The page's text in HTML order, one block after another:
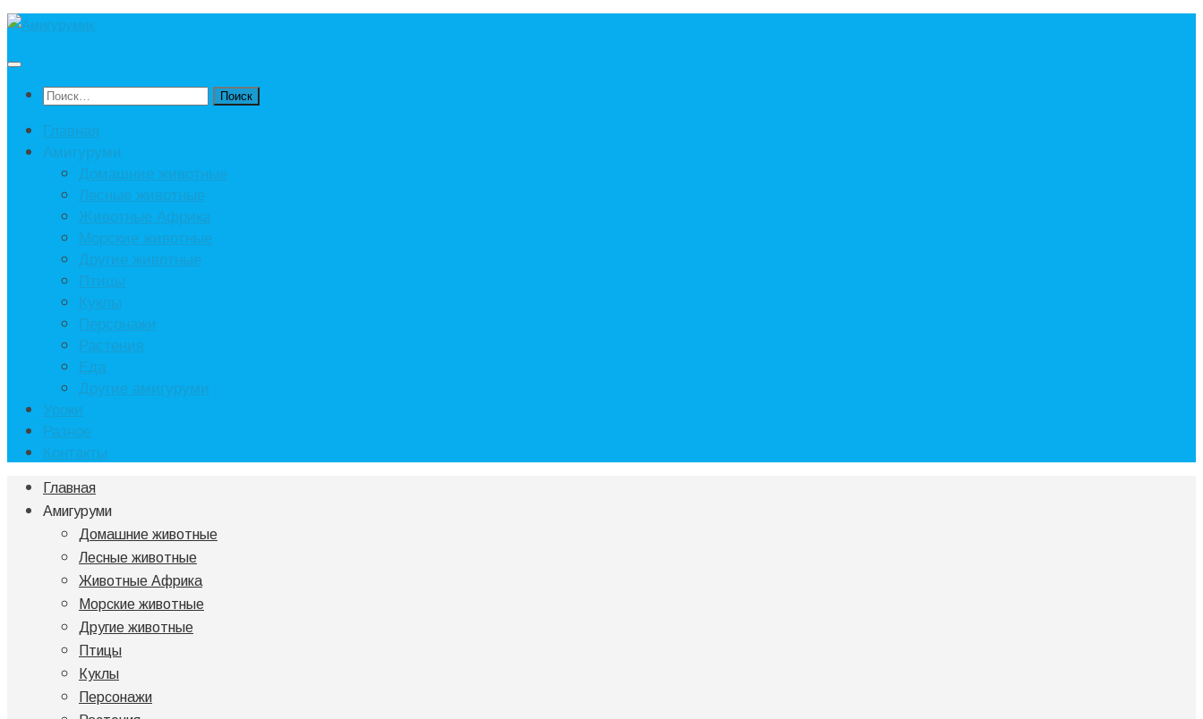
Под
Найти:
Главная
Амигуруми
Домашние животные
Лесные животные
Животные Африка
Морские животные
Другие животные
Птицы
Куклы
Персонажи
Растения
Еда
Другие амигуруми
Уроки
Разное
Контакты
Главная
Амигуруми
Домашние животные
Лесные животные
Животные Африка
Морские животные
Другие животные
Птицы
Куклы
Персонажи